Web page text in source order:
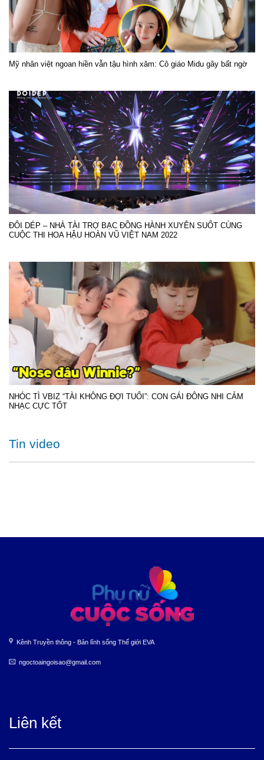
Mỹ nhân việt ngoan hiền vẫn tậu hình xăm: Cô giáo Midu gây bất ngờ
ĐÔI DÉP – NHÀ TÀI TRỢ BẠC ĐỒNG HÀNH XUYÊN SUỐT CÙNG
CUỘC THI HOA HẬU HOÀN VŨ VIỆT NAM 2022
NHÓC TÌ VBIZ “TÀI KHÔNG ĐỢI TUỔI”: CON GÁI ĐÔNG NHI CẢM
NHẠC CỰC TỐT
Tin video
Kênh Truyền thông - Bản lĩnh sống Thế giới EVA
ngoctoaingoisao@gmail.com
Liên kết